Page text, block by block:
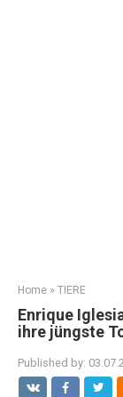
Home » TIERE
Enrique
ihre jüngste
Published by: